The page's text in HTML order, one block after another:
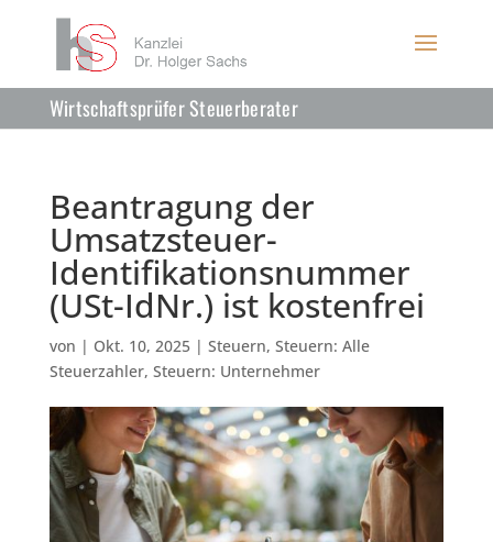
Wirtschaftsprüfer Steuerberater
Beantragung der
Umsatzsteuer-
Identifikationsnummer
(USt-IdNr.) ist kostenfrei
von | Okt. 10, 2025| Steuern, Steuern: Alle
Steuerzahler, Steuern: Unternehmer